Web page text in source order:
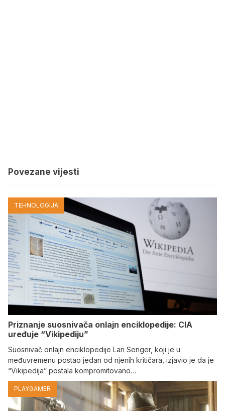
Povezane vijesti
TEHNOLOGIJA
Priznanje suosnivača onlajn enciklopedije: CIA
uređuje “Vikipediju”
Suosnivač onlajn enciklopedije Lari Senger, koji je u
međuvremenu postao jedan od njenih kritičara, izjavio je da je
“Vikipedija” postala kompromitovano…
PLAYGAMER